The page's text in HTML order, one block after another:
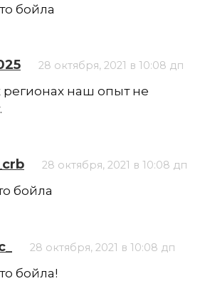
бойла
28 октября, 2021 в 10:08 дп
регионах наш опыт не
28 октября, 2021 в 10:08 дп
бойла
28 октября, 2021 в 10:08 дп
бойла!